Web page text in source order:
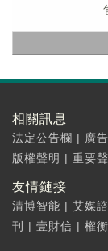
相關訊息
法定公告欄 | 廣
版權聲明 | 重要
友情鏈接
清博智能 | 艾媒
刊
| 壹財信 | 權